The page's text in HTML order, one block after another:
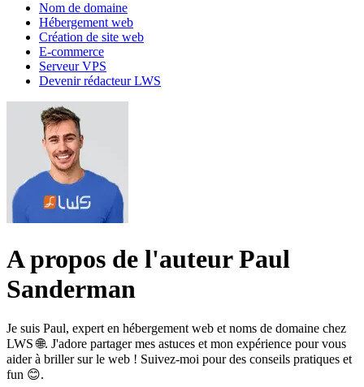
Nom de domaine
Hébergement web
Création de site web
E-commerce
Serveur VPS
Devenir rédacteur LWS
A propos de l'auteur Paul
Sanderman
Je suis Paul, expert en hébergement web et noms de domaine chez
LWS 🌐. J'adore partager mes astuces et mon expérience pour vous
aider à briller sur le web ! Suivez-moi pour des conseils pratiques et
fun 😊.